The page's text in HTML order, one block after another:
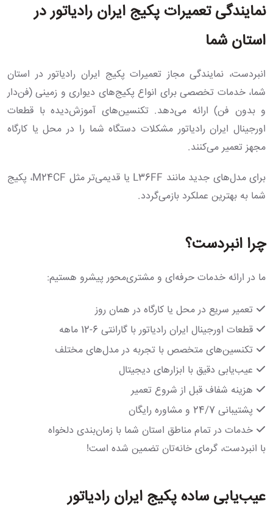
نمایندگی تعمیرات پکیج ایران رادیاتور در
استان شما
انبردست، نمایندگی مجاز تعمیرات پکیج ایران رادیاتور در استان
شما، خدمات تخصصی برای انواع پکیج‌های دیواری و زمینی (فن‌دار
و بدون فن) ارائه می‌دهد. تکنسین‌های آموزش‌دیده با قطعات
اورجینال ایران رادیاتور مشکلات دستگاه شما را در محل یا کارگاه
مجهز تعمیر می‌کنند.
برای مدل‌های جدید مانند L36FF یا قدیمی‌تر مثل M24CF، پکیج
شما به بهترین عملکرد بازمی‌گردد.
چرا انبردست؟
ما در ارائه خدمات حرفه‌ای و مشتری‌محور پیشرو هستیم:
تعمیر سریع در محل یا کارگاه در همان روز
قطعات اورجینال ایران رادیاتور با گارانتی 6-12 ماهه
تکنسین‌های متخصص با تجربه در مدل‌های مختلف
عیب‌یابی دقیق با ابزارهای دیجیتال
هزینه شفاف قبل از شروع تعمیر
پشتیبانی 24/7 و مشاوره رایگان
خدمات در تمام مناطق استان شما با زمان‌بندی دلخواه
با انبردست، گرمای خانه‌تان تضمین شده است!
عیب‌یابی ساده پکیج ایران رادیاتور